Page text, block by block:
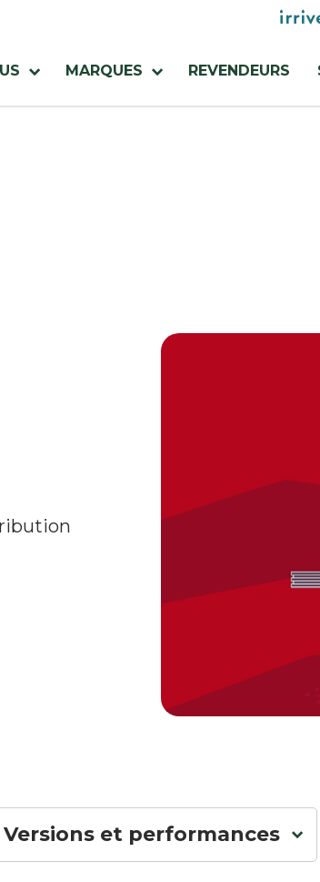
Versions et performances
MARQUES REVENDEURS